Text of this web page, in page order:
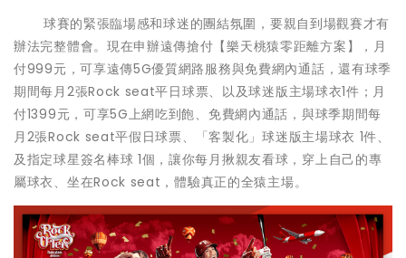
球賽的緊張臨場感和球迷的團結氛圍，要親自到場觀賽才有
辦法完整體會。現在申辦遠傳搶付【樂天桃猿零距離方案】，月
付999元，可享遠傳5G優質網路服務與免費網內通話，還有球季
期間每月2張Rock seat平日球票、以及球迷版主場球衣1件；月
付1399元，可享5G上網吃到飽、免費網內通話，與球季期間每
月2張Rock seat平假日球票、「客製化」球迷版主場球衣 1件、
及指定球星簽名棒球 1個，讓你每月揪親友看球，穿上自己的專
屬球衣、坐在Rock seat，體驗真正的全猿主場。